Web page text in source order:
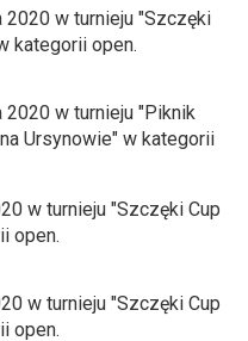
2020 w turnieju "Szczęki
kategorii open.
2020 w turnieju "Piknik
Ursynowie" w kategorii
w turnieju "Szczęki Cup
open.
w turnieju "Szczęki Cup
open.